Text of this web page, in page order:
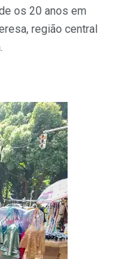
os 20 anos em
região central